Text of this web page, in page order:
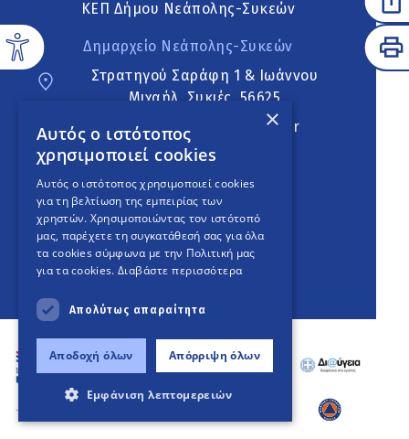
ΚΕΠ Δήμου Νεάπολης-Συκεών
Δημαρχείο Νεάπολης-Συκεών
Στρατηγού Σαράφη 1 & Ιωάννου
Μιχαήλ, Συκιές, 56625
neapoli.sykies@ddt.gov.gr
Ακολουθήστε
English Version
An project
×
Αυτός ο ιστότοπος
χρησιμοποιεί cookies
Αυτός ο ιστότοπος χρησιμοποιεί cookies
για τη βελτίωση της εμπειρίας των
χρηστών. Χρησιμοποιώντας τον ιστότοπό
μας, παρέχετε τη συγκατάθεσή σας για όλα
τα cookies σύμφωνα με την Πολιτική μας
για τα cookies. Διαβάστε περισσότερα
Απολύτως απαραίτητα
Αποδοχή όλων Απόρριψη όλων
Εμφάνιση λεπτομερειών